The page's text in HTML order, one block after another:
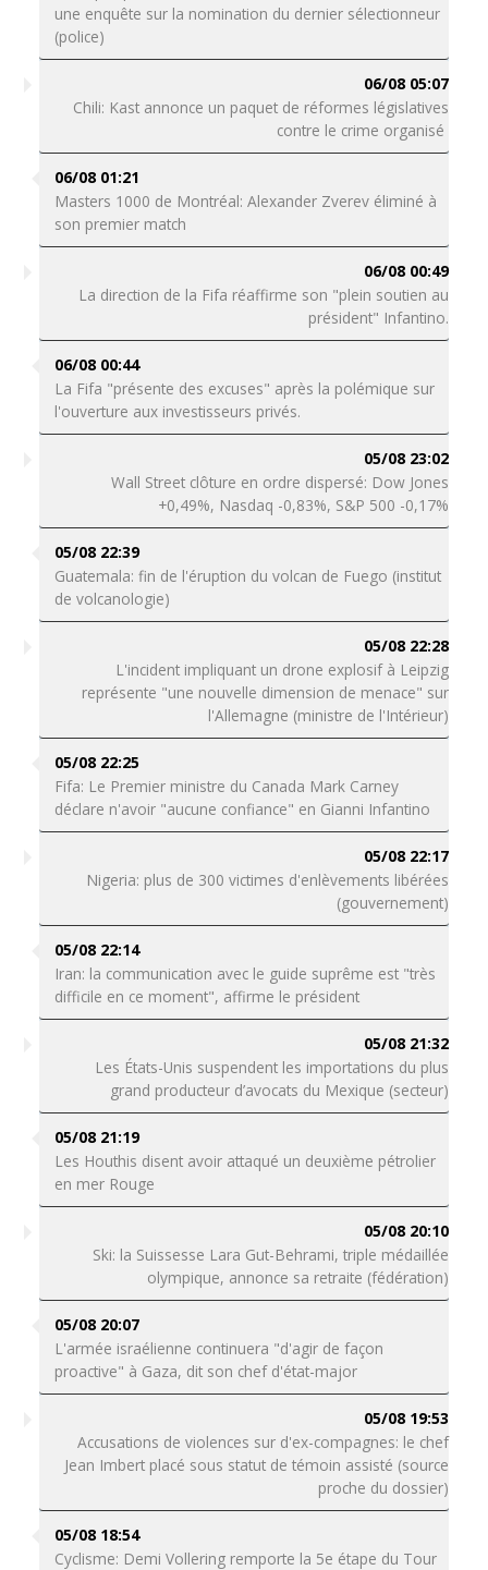
une enquête sur la nomination du dernier sélectionneur
(police)
06/08 05:07
Chili: Kast annonce un paquet de réformes législatives
contre le crime organisé
06/08 01:21
Masters 1000 de Montréal: Alexander Zverev éliminé à
son premier match
06/08 00:49
La direction de la Fifa réaffirme son "plein soutien au
président" Infantino.
06/08 00:44
La Fifa "présente des excuses" après la polémique sur
l'ouverture aux investisseurs privés.
05/08 23:02
Wall Street clôture en ordre dispersé: Dow Jones
+0,49%, Nasdaq -0,83%, S&P 500 -0,17%
05/08 22:39
Guatemala: fin de l'éruption du volcan de Fuego (institut
de volcanologie)
05/08 22:28
L'incident impliquant un drone explosif à Leipzig
représente "une nouvelle dimension de menace" sur
l'Allemagne (ministre de l'Intérieur)
05/08 22:25
Fifa: Le Premier ministre du Canada Mark Carney
déclare n'avoir "aucune confiance" en Gianni Infantino
05/08 22:17
Nigeria: plus de 300 victimes d'enlèvements libérées
(gouvernement)
05/08 22:14
Iran: la communication avec le guide suprême est "très
difficile en ce moment", affirme le président
05/08 21:32
Les États-Unis suspendent les importations du plus
grand producteur d’avocats du Mexique (secteur)
05/08 21:19
Les Houthis disent avoir attaqué un deuxième pétrolier
en mer Rouge
05/08 20:10
Ski: la Suissesse Lara Gut-Behrami, triple médaillée
olympique, annonce sa retraite (fédération)
05/08 20:07
L'armée israélienne continuera "d'agir de façon
proactive" à Gaza, dit son chef d'état-major
05/08 19:53
Accusations de violences sur d'ex-compagnes: le chef
Jean Imbert placé sous statut de témoin assisté (source
proche du dossier)
05/08 18:54
Cyclisme: Demi Vollering remporte la 5e étape du Tour